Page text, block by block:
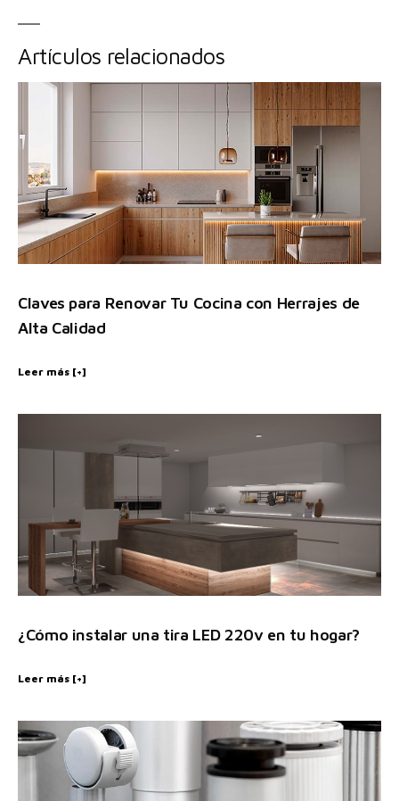
Artículos relacionados
Claves para Renovar Tu Cocina con Herrajes de
Alta Calidad
Leer más [+]
¿Cómo instalar una tira LED 220v en tu hogar?
Leer más [+]